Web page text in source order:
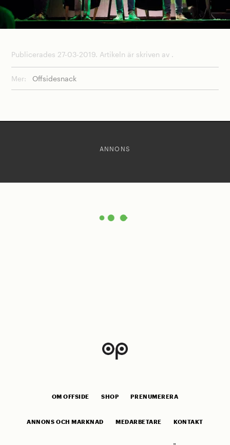
Publicerades 27-03-2019. Artikeln är skriven av .
Mer: Offsidesnack
ANNONS
OM OFFSIDE SHOP PRENUMERERA
ANNONS OCH MARKNAD MEDARBETARE KONTAKT